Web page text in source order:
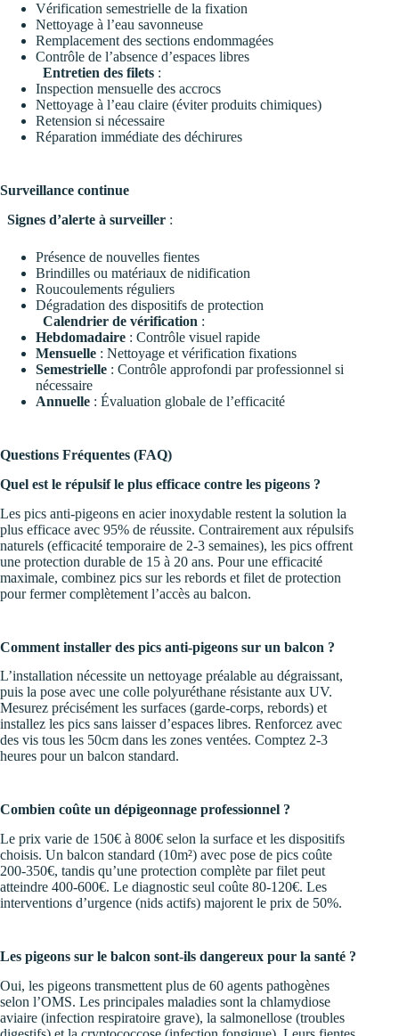
Vérification semestrielle de la fixation
Nettoyage à l’eau savonneuse
Remplacement des sections endommagées
Contrôle de l’absence d’espaces libres
Entretien des filets :
Inspection mensuelle des accrocs
Nettoyage à l’eau claire (éviter produits chimiques)
Retension si nécessaire
Réparation immédiate des déchirures
Surveillance continue
Signes d’alerte à surveiller :
Présence de nouvelles fientes
Brindilles ou matériaux de nidification
Roucoulements réguliers
Dégradation des dispositifs de protection
Calendrier de vérification :
Hebdomadaire : Contrôle visuel rapide
Mensuelle : Nettoyage et vérification fixations
Semestrielle : Contrôle approfondi par professionnel si
nécessaire
Annuelle : Évaluation globale de l’efficacité
Questions Fréquentes (FAQ)
Quel est le répulsif le plus efficace contre les pigeons ?
Les pics anti-pigeons en acier inoxydable restent la solution la
plus efficace avec 95% de réussite. Contrairement aux répulsifs
naturels (efficacité temporaire de 2-3 semaines), les pics offrent
une protection durable de 15 à 20 ans. Pour une efficacité
maximale, combinez pics sur les rebords et filet de protection
pour fermer complètement l’accès au balcon.
Comment installer des pics anti-pigeons sur un balcon ?
L’installation nécessite un nettoyage préalable au dégraissant,
puis la pose avec une colle polyuréthane résistante aux UV.
Mesurez précisément les surfaces (garde-corps, rebords) et
installez les pics sans laisser d’espaces libres. Renforcez avec
des vis tous les 50cm dans les zones ventées. Comptez 2-3
heures pour un balcon standard.
Combien coûte un dépigeonnage professionnel ?
Le prix varie de 150€ à 800€ selon la surface et les dispositifs
choisis. Un balcon standard (10m²) avec pose de pics coûte
200-350€, tandis qu’une protection complète par filet peut
atteindre 400-600€. Le diagnostic seul coûte 80-120€. Les
interventions d’urgence (nids actifs) majorent le prix de 50%.
Les pigeons sur le balcon sont-ils dangereux pour la santé ?
Oui, les pigeons transmettent plus de 60 agents pathogènes
selon l’OMS. Les principales maladies sont la chlamydiose
aviaire (infection respiratoire grave), la salmonellose (troubles